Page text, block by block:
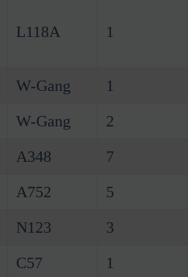
L118A 1
W-Gang
1
W-Gang
2
A348
7
A752
5
N123
3
C57
1